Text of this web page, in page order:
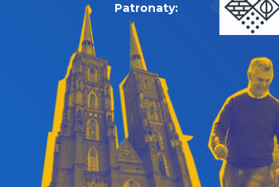
Patronaty: